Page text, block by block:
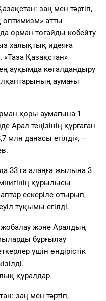
заң мен тәртіп,
атты
орман-тоғайды көбейту
халықтық идеяға
«Таза Қазақстан»
ауқымда көгалдандыру
аумағы
қоры аумағына 1
Арал теңізінің құрғаған
млн данасы егілді», —
33 га алаңға жылына 3
құрылысы
ескеріле отырып,
тұқымы егілді.
және Аралдың
бұрғылау
үшін өндірістік
құралдар
заң мен тәртіп,